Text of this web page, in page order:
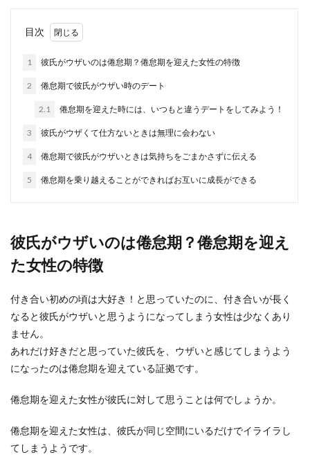
とお付き合いをしている女性もいるのではないで
しょうか。 ...
彼氏のことが大好きな彼女の態度、交
際半年でもラブラブなカップル
でいてくれて...
彼氏が優しいことにイライラする原因
と優しい彼との付き合い方
いるのではないでしょうか。優しくしてくれるの
にイライラす...
彼氏が嫉妬深い！嫉妬する彼氏の特徴
目次
1 彼氏がウザいのは倦怠期？倦怠期を迎えた女性の特徴
2 倦怠期で彼氏がウザい時のデート
2.1 倦怠期を迎えた時には、いつもと違うデートをしてみよう！
3 彼氏がウザくて仕方ないときは無理に会わない
4 倦怠期で彼氏がウザいときは気持ちをごまかさずに伝える
5 倦怠期を乗り越えることができればお互いに成長ができる
彼氏がウザいのは倦怠期？倦怠期を迎え
た女性の特徴
付き合い初めの頃は大好き！と思っていたのに、付き合いが長く
なると彼氏がウザいと思うようになってしまう女性は少なくあり
ません。
あれだけ好きだと思っていた彼氏を、ウザいと感じてしまうよう
になったのは倦怠期を迎えている証拠です。
倦怠期を迎えた女性が彼氏に対して思うことは何でしょうか。
倦怠期を迎えた女性は、彼氏が同じ空間にいるだけでイライラし
てしまうようです。